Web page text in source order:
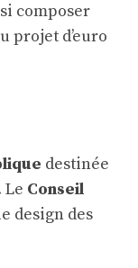
composer
projet d’euro
destinée
Le Conseil
design des